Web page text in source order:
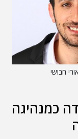
חבושי
כמנהיגה